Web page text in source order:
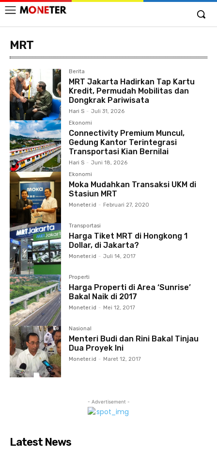
MRT
Berita
MRT Jakarta Hadirkan Tap Kartu
Kredit, Permudah Mobilitas dan
Dongkrak Pariwisata
Hari S - Juli 31, 2026
Ekonomi
Connectivity Premium Muncul,
Gedung Kantor Terintegrasi
Transportasi Kian Bernilai
Hari S - Juni 18, 2026
Ekonomi
Moka Mudahkan Transaksi UKM di
Stasiun MRT
Moneter.id - Februari 27, 2020
Transportasi
Harga Tiket MRT di Hongkong 1
Dollar, di Jakarta?
Moneter.id - Juli 14, 2017
Properti
Harga Properti di Area ‘Sunrise’
Bakal Naik di 2017
Moneter.id - Mei 12, 2017
Nasional
Menteri Budi dan Rini Bakal Tinjau
Dua Proyek Ini
Moneter.id - Maret 12, 2017
- Advertisement -
Latest News